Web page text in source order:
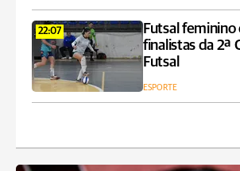
22:07
Futsal feminino
finalistas da 2ª
Futsal
ESPORTE